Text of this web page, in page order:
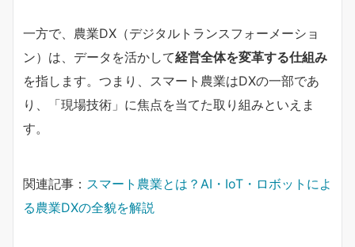
一方で、農業DX（デジタルトランスフォーメーショ
ン）は、データを活かして経営全体を変革する仕組み
を指します。つまり、スマート農業はDXの一部であ
り、「現場技術」に焦点を当てた取り組みといえま
す。
関連記事： スマート農業とは？AI・IoT・ロボットによ
る農業DXの全貌を解説